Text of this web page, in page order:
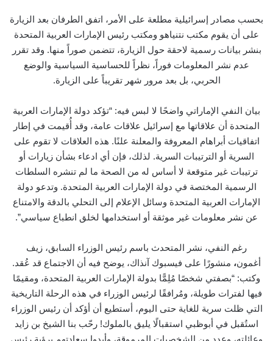
بحسب مصادر إسرائيلية مطلعة على الأمر، اتفق الطرفان بعد الزيارة
على أن يقوم مكتب نتنياهو ومكتب رئيس الإمارات العربية المتحدة
بنشر بيانات رسمية لاحقة حول الزيارة، تتضمن صوراً منها. وقد تقرر
عدم نشر المعلومات فوراً، نظراً للحساسية السياسية والوضع
الحربي، بل بعد مرور شهر تقريباً على الزيارة.
بيان النفي الإماراتي واضحًا لا لبس فيه: “تؤكد دولة الإمارات العربية
المتحدة أن علاقاتها مع إسرائيل علاقات عامة، وقد أُقيمت في إطار
اتفاقيات أبراهام المعروفة والمعلنة علنًا. هذه العلاقات لا تقوم على
السرية أو الترتيبات السرية. لذلك، فإن أي ادعاء بشأن زيارات أو
ترتيبات غير متوقعة لا أساس له من الصحة ما لم تنشره السلطات
الرسمية المختصة في دولة الإمارات العربية المتحدة. وتدعو دولة
الإمارات العربية المتحدة وسائل الإعلام إلى التحلي بالدقة والامتناع
عن نشر معلومات غير موثقة أو استخدامها لخلق انطباع سياسي”.
رغم النفي، نشر المتحدث باسم رئيس الوزراء السابق، زيف
أغمون، منشورًا على فيسبوك آنذاك، يوضح فيه أن الاجتماع قد عُقد.
وكتب: “بصفتي شخصًا مُلِمًّا بدولة الإمارات العربية المتحدة، ومقيمًا
فيها لفترات طويلة، ومُرافقًا لرئيس الوزراء في هذه الرحلة التاريخية
التي ظلت سرية للغاية حتى اليوم، أستطيع أن أؤكد أن رئيس الوزراء
استُقبل في أبوظبي استقبالًا يليق بالملوك! رحّب بنا الشيخ بن زايد
وعائلته، وعدد من الشخصيات المرموقة، وأبدوا سعادتهم برؤية رئيس